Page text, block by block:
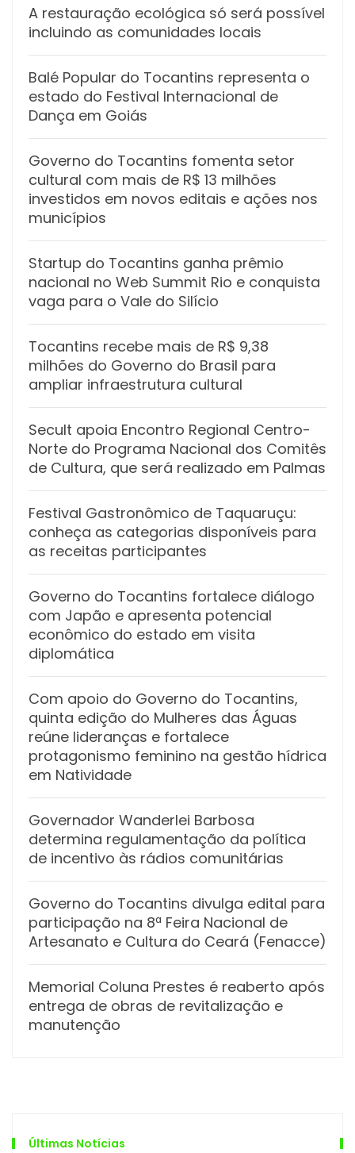
A restauração ecológica só será possível
incluindo as comunidades locais
Balé Popular do Tocantins representa o
estado do Festival Internacional de
Dança em Goiás
Governo do Tocantins fomenta setor
cultural com mais de R$ 13 milhões
investidos em novos editais e ações nos
municípios
Startup do Tocantins ganha prêmio
nacional no Web Summit Rio e conquista
vaga para o Vale do Silício
Tocantins recebe mais de R$ 9,38
milhões do Governo do Brasil para
ampliar infraestrutura cultural
Secult apoia Encontro Regional Centro-
Norte do Programa Nacional dos Comitês
de Cultura, que será realizado em Palmas
Festival Gastronômico de Taquaruçu:
conheça as categorias disponíveis para
as receitas participantes
Governo do Tocantins fortalece diálogo
com Japão e apresenta potencial
econômico do estado em visita
diplomática
Com apoio do Governo do Tocantins,
quinta edição do Mulheres das Águas
reúne lideranças e fortalece
protagonismo feminino na gestão hídrica
em Natividade
Governador Wanderlei Barbosa
determina regulamentação da política
de incentivo às rádios comunitárias
Governo do Tocantins divulga edital para
participação na 8ª Feira Nacional de
Artesanato e Cultura do Ceará (Fenacce)
Memorial Coluna Prestes é reaberto após
entrega de obras de revitalização e
manutenção
Últimas Notícias